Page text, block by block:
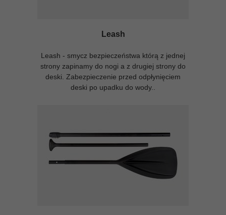
Leash
Leash - smycz bezpieczeństwa którą z jednej
strony zapinamy do nogi a z drugiej strony do
deski. Zabezpieczenie przed odpłynięciem
deski po upadku do wody..